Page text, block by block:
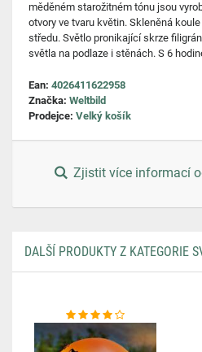
měděném starožitném tónu jsou
otvory ve tvaru květin. Skleněná
středu. Světlo pronikající skrze
světla na podlaze i stěnách. S 6
Ean: 4026411622958
Značka: Weltbild
Prodejce: Velký košík
Zjistit více informací
DALŠÍ PRODUKTY Z KATEGORIE